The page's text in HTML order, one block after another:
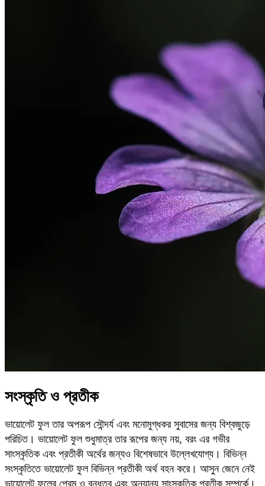
সংস্কৃতি ও প্রতীক
ভায়োলেট ফুল তার অপরূপ সৌন্দর্য এবং মনোমুগ্ধকর সুবাসের জন্য বিশ্বজুড়ে
পরিচিত। ভায়োলেট ফুল শুধুমাত্র তার রূপের জন্য নয়, বরং এর গভীর
সাংস্কৃতিক এবং প্রতীকী অর্থের জন্যও বিশেষভাবে উল্লেখযোগ্য। বিভিন্ন
সংস্কৃতিতে ভায়োলেট ফুল বিভিন্ন প্রতীকী অর্থ বহন করে। আসুন জেনে নেই